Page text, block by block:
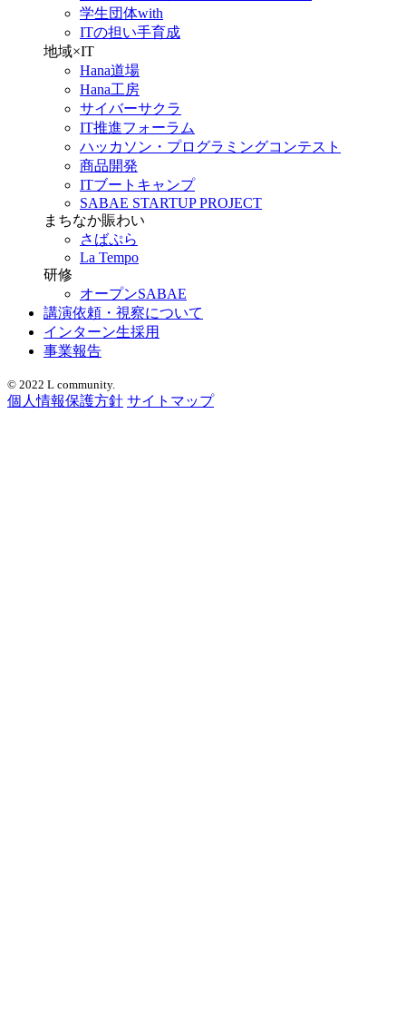
学生団体with
ITの担い手育成
地域×IT
Hana道場
Hana工房
サイバーサクラ
IT推進フォーラム
ハッカソン・プログラミングコンテスト
商品開発
ITブートキャンプ
SABAE STARTUP PROJECT
まちなか賑わい
さばぷら
La Tempo
研修
オープンSABAE
講演依頼・視察について
インターン生採用
事業報告
© 2022 L community.
個人情報保護方針 サイトマップ